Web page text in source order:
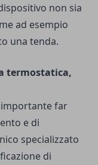
non sia
ad esempio
una tenda.
termostatica,
far
e di
specializzato
di